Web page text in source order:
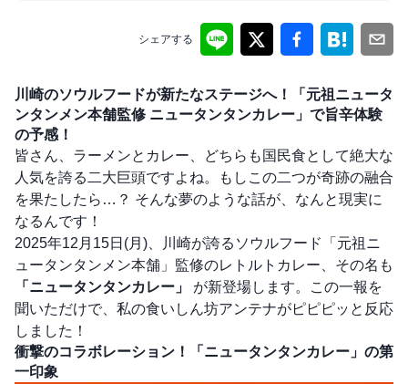
シェアする
川崎のソウルフードが新たなステージへ！「元祖ニュータ
ンタンメン本舗監修 ニュータンタンカレー」で旨辛体験
の予感！
皆さん、ラーメンとカレー、どちらも国民食として絶大な
人気を誇る二大巨頭ですよね。もしこの二つが奇跡の融合
を果たしたら…？ そんな夢のような話が、なんと現実に
なるんです！
2025年12月15日(月)、川崎が誇るソウルフード「元祖ニ
ュータンタンメン本舗」監修のレトルトカレー、その名も
「ニュータンタンカレー」
が新登場します。この一報を
聞いただけで、私の食いしん坊アンテナがピピピッと反応
しました！
衝撃のコラボレーション！「ニュータンタンカレー」の第
一印象